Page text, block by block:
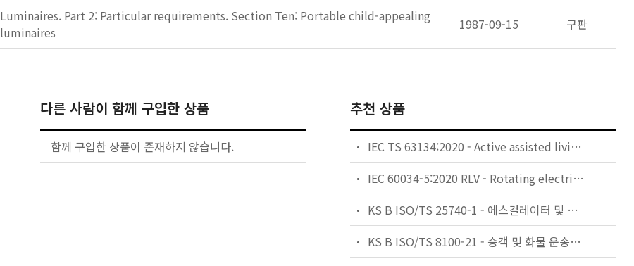
Luminaires. Part 2: Particular requirements. Section Ten: Portable child-appealing
luminaires
1987-09-15 구판
다른 사람이 함께 구입한 상품
함께 구입한 상품이 존재하지 않습니다.
추천 상품
IEC TS 63134:2020 - Active assisted living (AAL) use cases
IEC 60034-5:2020 RLV - Rotating electrical machines - Part 5: Degrees of protection provided by the integral design of rotating electrical machines (IP code) - Classification
KS B ISO/TS 25740-1 - 에스컬레이터 및 무빙워크에 대한 안전요건 — 제1부: 세계공통 필수 안전요건(GESRs)
KS B ISO/TS 8100-21 - 승객 및 화물 운송용 엘리베이터 —제21부: 세계공통 필수안전요건(GESRs)을 충족하는 세계공통 안전 파라미터(GSPs)